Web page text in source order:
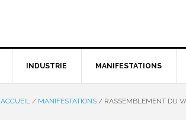
INDUSTRIE MANIFESTATIONS
ACCUEIL / MANIFESTATIONS / RASSEMBLEMENT DU